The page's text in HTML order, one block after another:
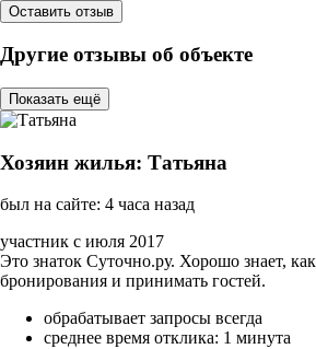
Оставить отзыв
Другие отзывы об объекте
Показать ещё
Хозяин жилья: Татьяна
был на сайте: 4 часа назад
участник с июля 2017
Это знаток Суточно.ру. Хорошо знает,
бронирования и принимать гостей.
обрабатывает запросы всегда
среднее время отклика: 1 минута